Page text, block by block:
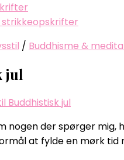
/ Buddhisme &
jul
Buddhistisk jul
nogen der spørger
at fylde en mørk tid